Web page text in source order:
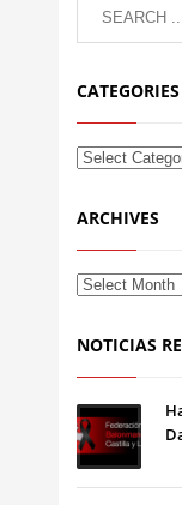
CATEGORIES
ARCHIVES
NOTICIAS